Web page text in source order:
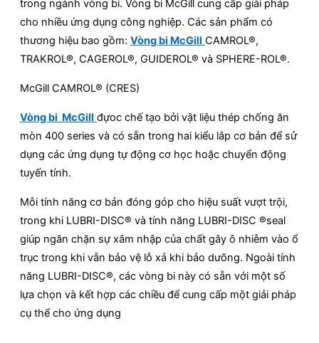
trong ngành vòng bi. Vòng bi McGill cung cấp giải pháp
cho nhiều ứng dụng công nghiệp. Các sản phẩm có
thương hiệu bao gồm: Vòng bi McGill CAMROL®,
TRAKROL®, CAGEROL®, GUIDEROL® và SPHERE-ROL®.
McGill CAMROL® (CRES)
Vòng bi McGill đựoc chế tạo bởi vật liệu thép chống ăn
mòn 400 series và có sẵn trong hai kiểu lắp cơ bản để sử
dụng các ứng dụng tự động cơ học hoặc chuyển động
tuyến tính.
Mỗi tính năng cơ bản đóng góp cho hiệu suất vượt trội,
trong khi LUBRI-DISC® và tính năng LUBRI-DISC ®seal
giúp ngăn chặn sự xâm nhập của chất gây ô nhiễm vào ổ
trục trong khi vẫn bảo vệ lỗ xả khi bảo dưõng. Ngoài tính
năng LUBRI-DISC®, các vòng bi này có sẵn với một số
lựa chọn và kết hợp các chiều để cung cấp một giải pháp
cụ thể cho ứng dụng